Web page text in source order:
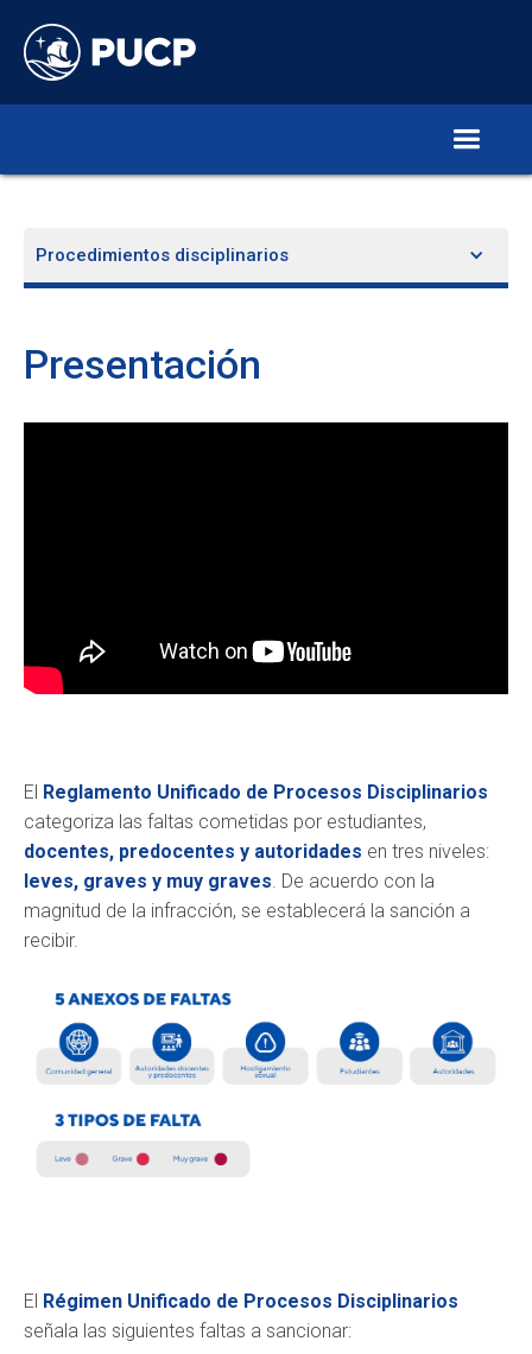
Procedimientos disciplinarios
Presentación
El Reglamento Unificado de Procesos Disciplinarios
categoriza las faltas cometidas por estudiantes,
docentes, predocentes y autoridades en tres niveles:
leves, graves y muy graves. De acuerdo con la
magnitud de la infracción, se establecerá la sanción a
recibir.
El Régimen Unificado de Procesos Disciplinarios
señala las siguientes faltas a sancionar: